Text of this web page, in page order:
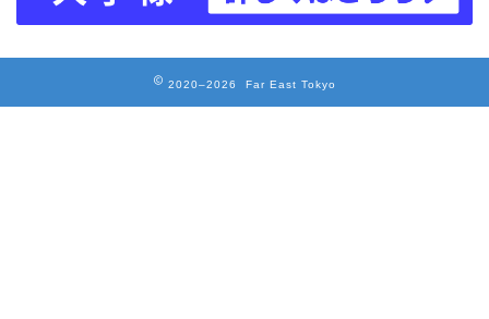
2020–2026 Far East Tokyo